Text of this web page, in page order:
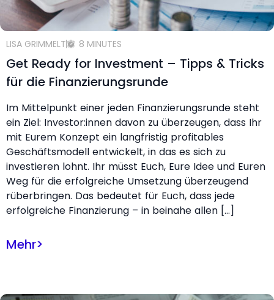
LISA GRIMMELT 8 MINUTES
Get Ready for Investment – Tipps & Tricks
für die Finanzierungsrunde
Im Mittelpunkt einer jeden Finanzierungsrunde steht
ein Ziel: Investor:innen davon zu überzeugen, dass Ihr
mit Eurem Konzept ein langfristig profitables
Geschäftsmodell entwickelt, in das es sich zu
investieren lohnt. Ihr müsst Euch, Eure Idee und Euren
Weg für die erfolgreiche Umsetzung überzeugend
rüberbringen. Das bedeutet für Euch, dass jede
erfolgreiche Finanzierung – in beinahe allen […]
Mehr>